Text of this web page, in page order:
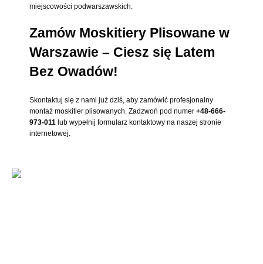
miejscowości podwarszawskich.
Zamów Moskitiery Plisowane w
Warszawie – Ciesz się Latem
Bez Owadów!
Skontaktuj się z nami już dziś, aby zamówić profesjonalny
montaż moskitier plisowanych. Zadzwoń pod numer +48-666-
973-011 lub wypełnij formularz kontaktowy na naszej stronie
internetowej.